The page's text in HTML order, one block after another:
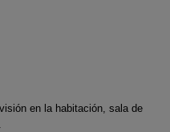
en la habitación, sala de